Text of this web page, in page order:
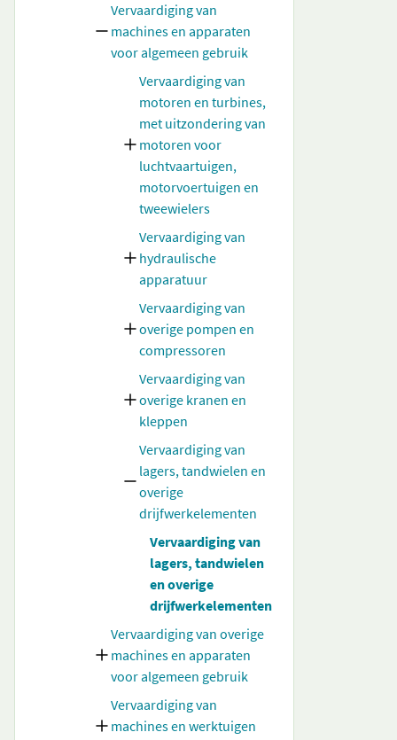
Vervaardiging van
machines en apparaten
voor algemeen gebruik
Vervaardiging van
motoren en turbines,
met uitzondering van
motoren voor
luchtvaartuigen,
motorvoertuigen en
tweewielers
Vervaardiging van
hydraulische
apparatuur
Vervaardiging van
overige pompen en
compressoren
Vervaardiging van
overige kranen en
kleppen
Vervaardiging van
lagers, tandwielen en
overige
drijfwerkelementen
Vervaardiging van
lagers, tandwielen
en overige
drijfwerkelementen
Vervaardiging van overige
machines en apparaten
voor algemeen gebruik
Vervaardiging van
machines en werktuigen